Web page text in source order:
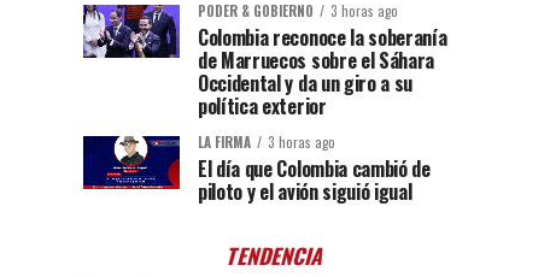
PODER & GOBIERNO 3 horas ago
Colombia reconoce la soberanía
de Marruecos sobre el Sáhara
Occidental y da un giro a su
política exterior
LA FIRMA 3 horas ago
El día que Colombia cambió de
piloto y el avión siguió igual
TENDENCIA